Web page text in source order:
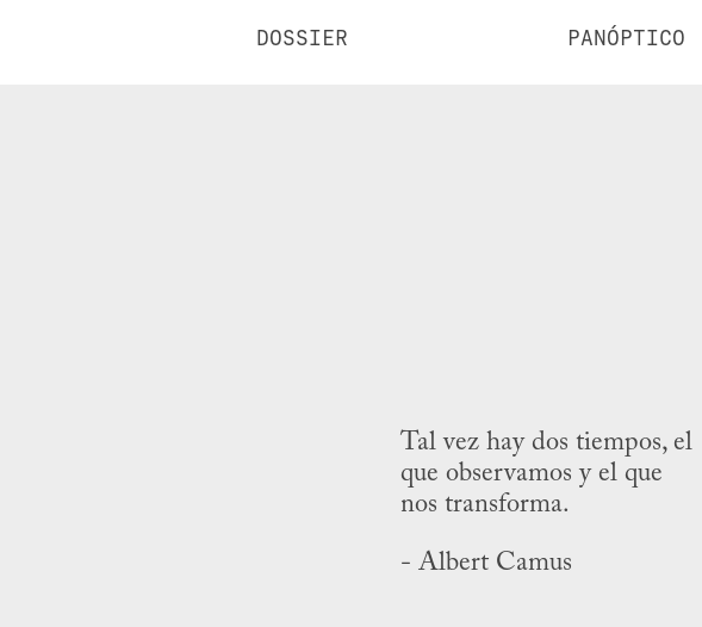
DOSSIER PANÓPTICO
Tal vez hay dos tiempos, el
que observamos y el que
nos transforma.
- Albert Camus